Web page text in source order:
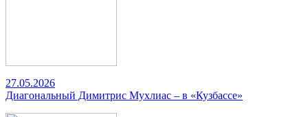
27.05.2026
Диагональный Димитрис Мухлиас – в «Кузбассе»